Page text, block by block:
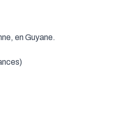
en Guyane.